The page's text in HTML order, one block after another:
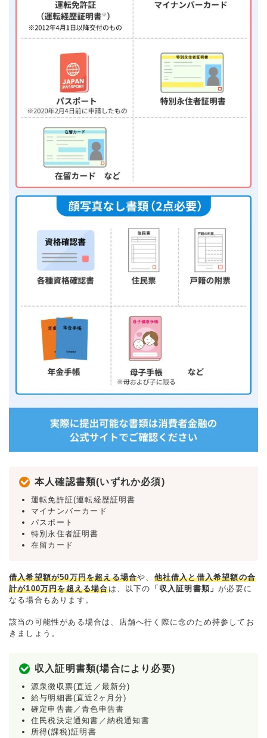
本人確認書類(いずれか必須)
運転免許証(運転経歴証明書
マイナンバーカード
パスポート
特別永住者証明書
在留カード
借入希望額が50万円を超える場合や、 他社借入と借入希望額の合
計が100万円を超える場合は、以下の 「収入証明書類」が必要に
なる場合もあります。
該当の可能性がある場合は、店舗へ行く際に念のため持参してお
きましょう。
収入証明書類(場合により必要)
源泉徴収票(直近／最新分)
給与明細書(直近2ヶ月分)
確定申告書／青色申告書
住民税決定通知書／納税通知書
所得(課税)証明書